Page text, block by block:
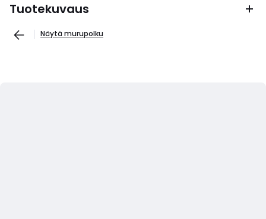
Tuotekuvaus
Näytä murupolku